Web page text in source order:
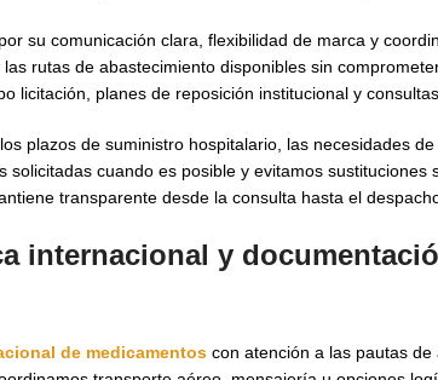
su comunicación clara, flexibilidad de marca y
rutas de abastecimiento disponibles sin
licitación, planes de reposición institucional y
plazos de suministro hospitalario, las necesidades
solicitadas cuando es posible y evitamos
transparente desde la consulta hasta el
internacional y
de medicamentos con atención a las pautas